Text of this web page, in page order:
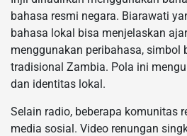
bahasa resmi negara. Biarawati
bahasa lokal bisa menjelaskan
menggunakan peribahasa, simbol
tradisional Zambia. Pola ini
dan identitas lokal.
Selain radio, beberapa komunitas
media sosial. Video renungan